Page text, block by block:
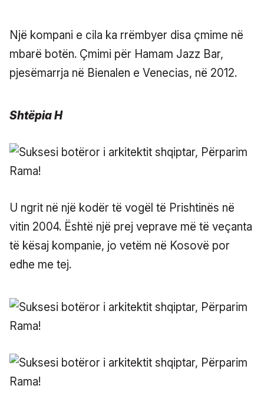
Një kompani e cila ka rrëmbyer disa çmime në
mbarë botën. Çmimi për Hamam Jazz Bar,
pjesëmarrja në Bienalen e Venecias, në 2012.
Shtëpia H
U ngrit në një kodër të vogël të Prishtinës në
vitin 2004. Është një prej veprave më të veçanta
të kësaj kompanie, jo vetëm në Kosovë por
edhe me tej.